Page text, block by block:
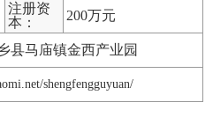
注册资
本：
200万元
县马庙镇金西产业园
shengfengguyuan/